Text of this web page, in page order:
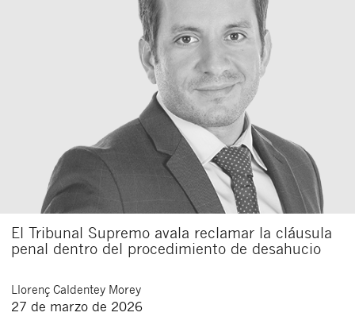
El Tribunal Supremo avala reclamar la cláusula
penal dentro del procedimiento de desahucio
Llorenç Caldentey Morey
27 de marzo de 2026